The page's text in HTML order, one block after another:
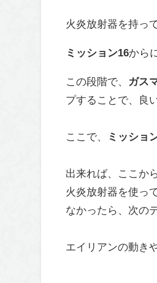
火炎放射器を持っ
ミッション16から
この段階で、 ガス
プすることで、良
ここで、 ミッショ
出来れば、ここか
火炎放射器を使っ
なかったら、次の
エイリアンの動き